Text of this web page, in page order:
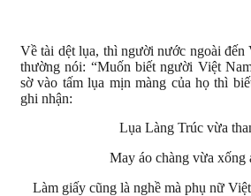
Về tài dệt lụa, thì người nước ngoài
thường nói: “Muốn biết người Việt
sờ vào tấm lụa mịn màng của họ thì
ghi nhận:
Lụa Làng Trúc vừa
May áo chàng vừa xống
Làm giấy cũng là nghề mà phụ nữ